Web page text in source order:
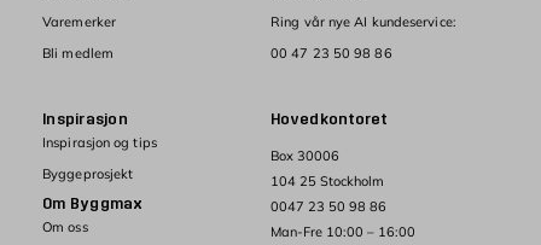
Hovedkontoret
Box 30006
104 25 Stockholm
0047 23 50 98 86
Man-Fre 10:00 – 16:00
Varemerker
Bli medlem
Ring vår nye AI kundeservice:
00 47 23 50 98 86
Inspirasjon
Inspirasjon og tips
Byggeprosjekt
Om Byggmax
Om oss